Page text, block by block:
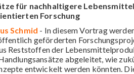
für nachhaltigere
Forschung
Schmid - In diesem Vortrag
geförderten
Reststoffen der
abgeleitet, wie
entwickelt werden könnten.